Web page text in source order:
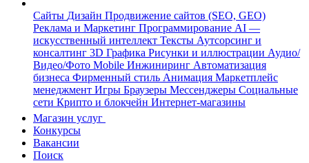
Сайты Дизайн Продвижение сайтов (SEO, GEO)
Реклама и Маркетинг Программирование AI —
искусственный интеллект Тексты Аутсорсинг и
консалтинг 3D Графика Рисунки и иллюстрации Аудио/
Видео/Фото Mobile Инжиниринг Автоматизация
бизнеса Фирменный стиль Анимация Маркетплейс
менеджмент Игры Браузеры Мессенджеры Социальные
сети Крипто и блокчейн Интернет-магазины
Магазин услуг
Конкурсы
Вакансии
Поиск